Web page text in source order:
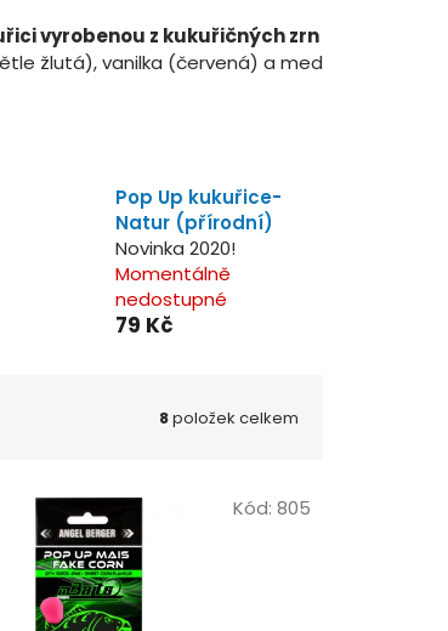
vyrobenou z kukuřičných zrn
žlutá), vanilka (červená) a med
Pop Up kukuřice-
Natur (přírodní)
Novinka 2020!
Momentálně
nedostupné
79 Kč
8položek celkem
Kód: 805